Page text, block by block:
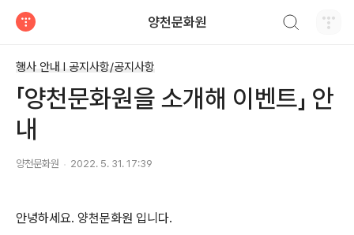
양천문화원
행사 안내 Ι 공지사항/공지사항
「양천문화원을 소개해 이벤트」 안
내
양천문화원 2022. 5. 31. 17:39
안녕하세요. 양천문화원 입니다.